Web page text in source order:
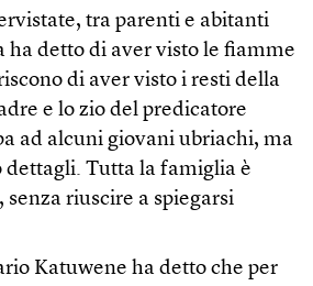
tra parenti e abitanti
ha detto di aver visto le fiamme
di aver visto i resti della
e lo zio del predicatore
ad alcuni giovani ubriachi, ma
Tutta la famiglia è
riuscire a spiegarsi
Katuwene ha detto che per